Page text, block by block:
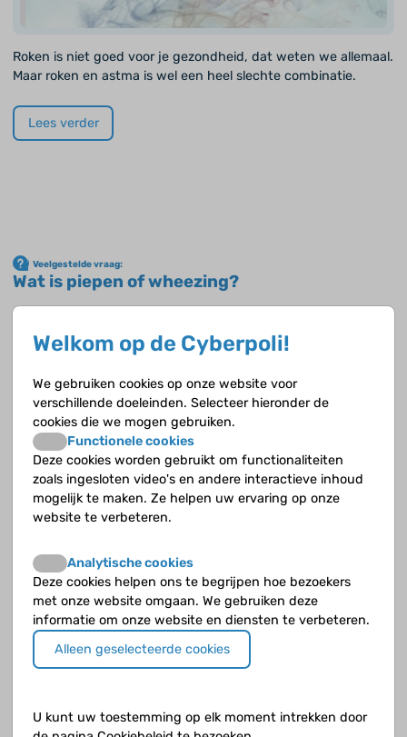
Roken is niet goed voor je gezondheid, dat weten we allemaal.
Maar roken en astma is wel een heel slechte combinatie.
Lees verder
Veelgestelde vraag:
Wat is piepen of wheezing?
Met piepen wordt een piepende ademhaling bedoeld. In het
Engels heet dit wheezing. Het is belangrijk om onderscheid te
maken tussen piepen bij de inademing en piepen bij de
veroorzaakt door een vernauwing in de hoge luchtwegen,
zoals een zwelling van het slijmvlies in de bovenste
luchtwegen door een virale infectie. Piepen bij de uitademing
wordt veroorzaakt door een vernauwing in de lage
luchtwegen, zoals veroorzaakt door bronchiale
hyperreactiviteit.
Welkom op de Cyberpoli!
We gebruiken cookies op onze website voor
verschillende doeleinden. Selecteer hieronder de
cookies die we mogen gebruiken.
Functionele cookies
Deze cookies worden gebruikt om functionaliteiten
zoals ingesloten video's en andere interactieve inhoud
mogelijk te maken. Ze helpen uw ervaring op onze
website te verbeteren.
Analytische cookies
Deze cookies helpen ons te begrijpen hoe bezoekers
met onze website omgaan. We gebruiken deze
informatie om onze website en diensten te verbeteren.
Alleen geselecteerde cookies
U kunt uw toestemming op elk moment intrekken door